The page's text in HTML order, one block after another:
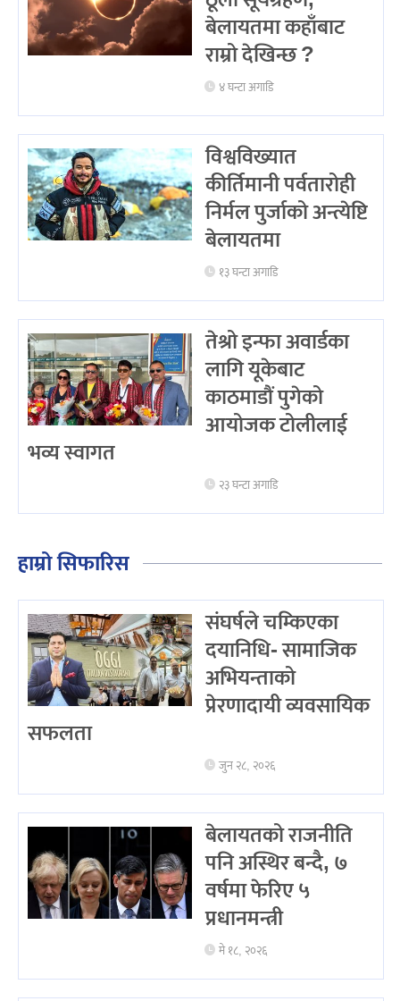
बेलायतमा कहाँबाट
राम्रो देखिन्छ ?
४ घन्टा अगाडि
विश्वविख्यात
कीर्तिमानी पर्वतारोही
निर्मल पुर्जाको अन्त्येष्टि
बेलायतमा
१३ घन्टा अगाडि
तेश्रो इन्फा अवार्डका
लागि यूकेबाट
काठमाडौं पुगेको
आयोजक टोलीलाई
भव्य स्वागत
२३ घन्टा अगाडि
हाम्रो सिफारिस
संघर्षले चम्किएका
दयानिधि- सामाजिक
अभियन्ताको
प्रेरणादायी व्यवसायिक
सफलता
जुन २८, २०२६
बेलायतको राजनीति
पनि अस्थिर बन्दै, ७
वर्षमा फेरिए ५
प्रधानमन्त्री
मे १८, २०२६